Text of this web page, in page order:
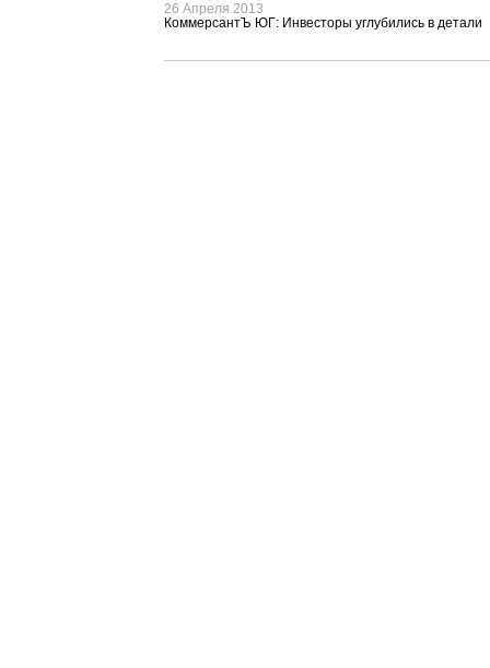
26 Апреля 2013
КоммерсантЪ ЮГ: Инвесторы углубились в детали